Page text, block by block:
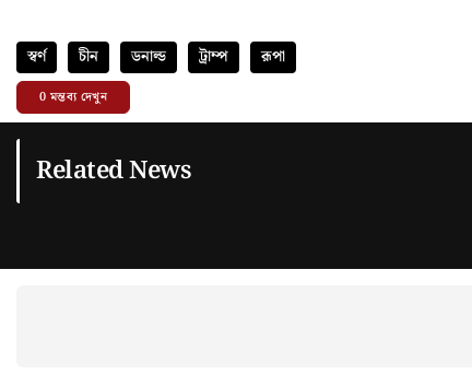
স্বর্ণ চীন ডনাল্ড ট্রাম্প রূপা
0মন্তব্য দেখুন
Related News